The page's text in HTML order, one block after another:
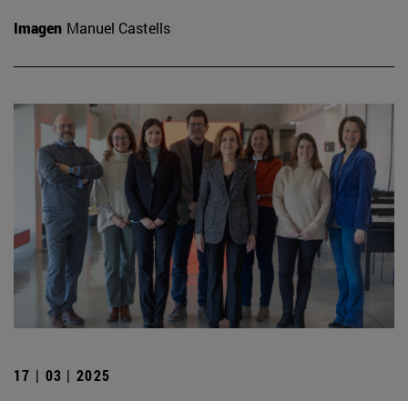
Imagen Manuel Castells
17 | 03 | 2025